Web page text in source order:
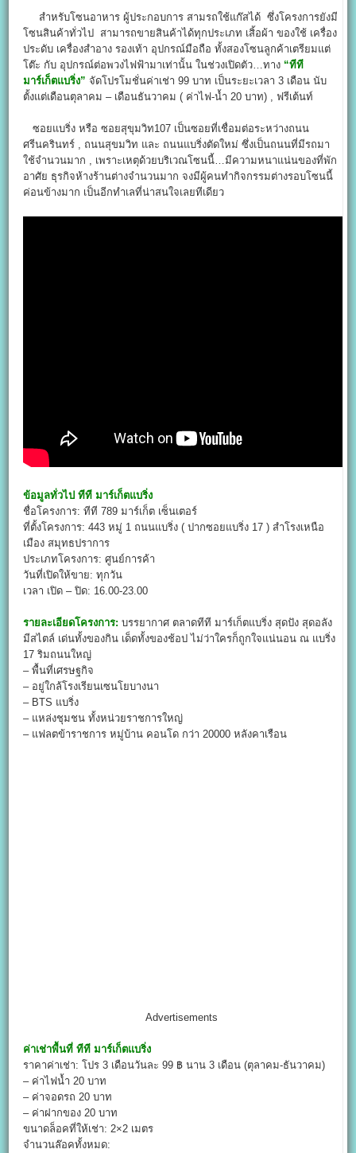
สำหรับโซนอาหาร ผู้ประกอบการ สามรถใช้แก๊สได้ ซึ่งโครงการยังมี
โซนสินค้าทั่วไป สามารถขายสินค้าได้ทุกประเภท เสิ้อผ้า ของใช้ เครื่อง
ประดับ เครื่องสำอาง รองเท้า อุปกรณ์มือถือ ทั้งสองโซนลูกค้าเตรียมแต่
โต๊ะ กับ อุปกรณ์ต่อพวงไฟฟ้ามาเท่านั้น ในช่วงเปิดตัว…ทาง “ทีที
มาร์เก็ตแบริ่ง” จัดโปรโมชั่นค่าเช่า 99 บาท เป็นระยะเวลา 3 เดือน นับ
ตั้งแต่เดือนตุลาคม – เดือนธันวาคม ( ค่าไฟ-น้ำ 20 บาท) , ฟรีเต้นท์
ซอยแบริ่ง หรือ ซอยสุขุมวิท107 เป็นซอยที่เชื่อมต่อระหว่างถนน
ศรีนครินทร์ , ถนนสุขมวิท และ ถนนแบริ่งตัดใหม่ ซึ่งเป็นถนนที่มีรถมา
ใช้จำนวนมาก , เพราะเหตุด้วยบริเวณโซนนี้…มีความหนาแน่นของที่พัก
อาศัย ธุรกิจห้างร้านต่างจำนวนมาก จงมีผู้คนทำกิจกรรมต่างรอบโซนนี้
ค่อนข้างมาก เป็นอีกทำเลที่น่าสนใจเลยทีเดียว
ข้อมูลทั่วไป ทีที มาร์เก็ตแบริ่ง
ชื่อโครงการ: ทีที 789 มาร์เก็ต เซ็นเตอร์
ที่ตั้งโครงการ: 443 หมู่ 1 ถนนแบริ่ง ( ปากซอยแบริ่ง 17 ) สำโรงเหนือ
เมือง สมุทธปราการ
ประเภทโครงการ: ศูนย์การค้า
วันที่เปิดให้ขาย: ทุกวัน
เวลา เปิด – ปิด: 16.00-23.00
รายละเอียดโครงการ: บรรยากาศ ตลาดทีที มาร์เก็ตแบริ่ง สุดปัง สุดอลัง
มีสไตล์ เด่นทั้งของกิน เด็ดทั้งของช้อป ไม่ว่าใครก็ถูกใจแน่นอน ณ แบริ่ง
17 ริมถนนใหญ่
– พื้นที่เศรษฐกิจ
– อยู่ใกล้โรงเรียนเซนโยบางนา
– BTS แบริ่ง
– แหล่งชุมชน ทั้งหน่วยราชการใหญ่
– แฟลตข้าราชการ หมู่บ้าน คอนโด กว่า 20000 หลังคาเรือน
Advertisements
ค่าเช่าพื้นที่ ทีที มาร์เก็ตแบริ่ง
ราคาค่าเช่า: โปร 3 เดือนวันละ 99 ฿ นาน 3 เดือน (ตุลาคม-ธันวาคม)
– ค่าไฟน้ำ 20 บาท
– ค่าจอดรถ 20 บาท
– ค่าฝากของ 20 บาท
ขนาดล็อคที่ให้เช่า: 2×2 เมตร
จำนวนล๊อคทั้งหมด: